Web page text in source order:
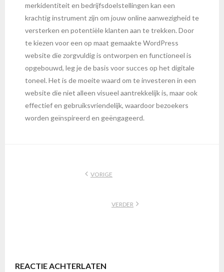
merkidentiteit en bedrijfsdoelstellingen kan een
krachtig instrument zijn om jouw online aanwezigheid te
versterken en potentiële klanten aan te trekken. Door
te kiezen voor een op maat gemaakte WordPress
website die zorgvuldig is ontworpen en functioneel is
opgebouwd, leg je de basis voor succes op het digitale
toneel. Het is de moeite waard om te investeren in een
website die niet alleen visueel aantrekkelijk is, maar ook
effectief en gebruiksvriendelijk, waardoor bezoekers
worden geïnspireerd en geëngageerd.
VORIGE
VERDER
REACTIE ACHTERLATEN